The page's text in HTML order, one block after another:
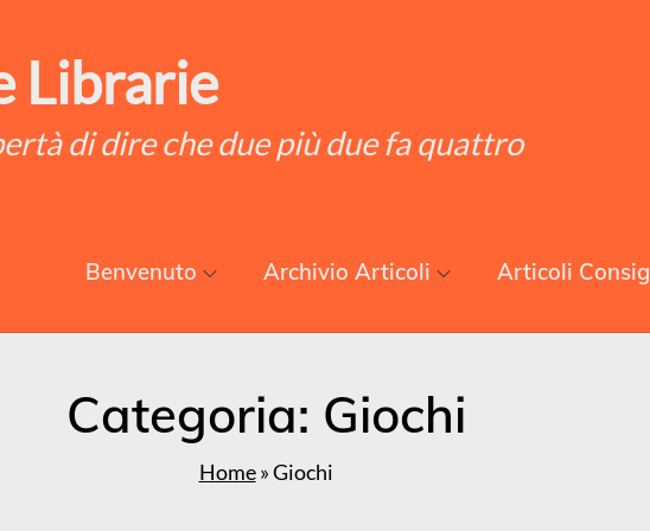
Librarie
di dire che due più due fa quattro
Benvenuto Archivio Articoli Articoli
Categoria: Giochi
Home»Giochi